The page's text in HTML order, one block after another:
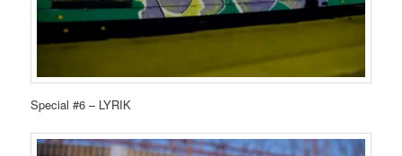
Special #6 – LYRIK